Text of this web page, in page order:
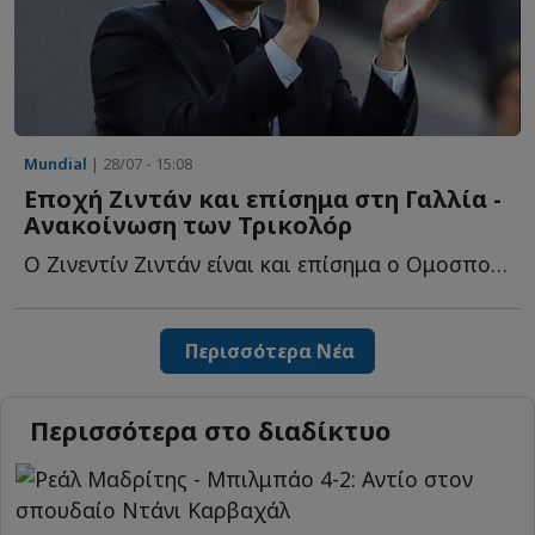
Mundial | 28/07 - 15:08
Εποχή Ζιντάν και επίσημα στη Γαλλία -
Ανακοίνωση των Τρικολόρ
Ο Ζινεντίν Ζιντάν είναι και επίσημα ο Ομοσπονδιακός π...
Περισσότερα Νέα
Περισσότερα στο διαδίκτυο